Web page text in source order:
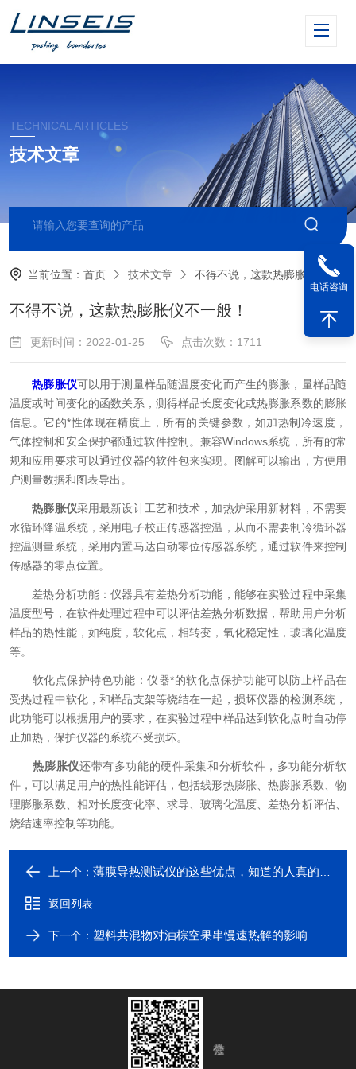
TECHNICAL ARTICLES
技术文章
当前位置：首页 技术文章 不得不说，这款热膨胀仪不一般！
不得不说，这款热膨胀仪不一般！
更新时间：2022-01-25 点击次数：1711
热膨胀仪可以用于测量样品随温度变化而产生的膨胀，量样品随
温度或时间变化的函数关系，测得样品长度变化或热膨胀系数的膨胀
信息。它的*性体现在精度上，所有的关键参数，如加热制冷速度，
气体控制和安全保护都通过软件控制。兼容Windows系统，所有的常
规和应用要求可以通过仪器的软件包来实现。图解可以输出，方便用
户测量数据和图表导出。
热膨胀仪采用最新设计工艺和技术，加热炉采用新材料，不需要
水循环降温系统，采用电子校正传感器控温，从而不需要制冷循环器
控温测量系统，采用内置马达自动零位传感器系统，通过软件来控制
传感器的零点位置。
差热分析功能：仪器具有差热分析功能，能够在实验过程中采集
温度型号，在软件处理过程中可以评估差热分析数据，帮助用户分析
样品的热性能，如纯度，软化点，相转变，氧化稳定性，玻璃化温度
等。
软化点保护特色功能：仪器*的软化点保护功能可以防止样品在
受热过程中软化，和样品支架等烧结在一起，损坏仪器的检测系统，
此功能可以根据用户的要求，在实验过程中样品达到软化点时自动停
止加热，保护仪器的系统不受损坏。
热膨胀仪还带有多功能的硬件采集和分析软件，多功能分析软
件，可以满足用户的热性能评估，包括线形热膨胀、热膨胀系数、物
理膨胀系数、相对长度变化率、求导、玻璃化温度、差热分析评估、
烧结速率控制等功能。
上一个：薄膜导热测试仪的这些优点，知道的人真的不多了！
返回列表
下一个： 塑料共混物对油棕空果串慢速热解的影响
电话咨询